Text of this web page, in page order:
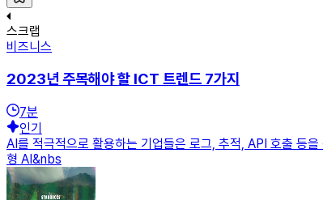
스크랩
비즈니스
2023년 주목해야 할 ICT 트렌드 7가지
7분
인기
AI를 적극적으로 활용하는 기업들은 로그, 추적, API 호출 등
형 AI&nbs